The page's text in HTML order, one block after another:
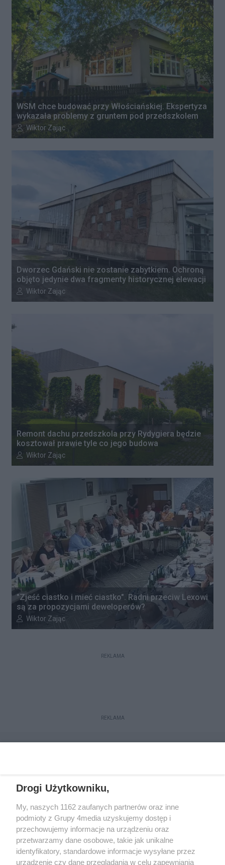
WSM chce budować przy Włościańskiej. Ekspertyza
wykazała problemy z gruntem pod przedszkolem
Autor artykułu:
Wiktor Zając
Dworzec Gdański nie zostanie zabytkiem. Ochroną
objęto jedynie dwa fragmenty historycznej elewacji
Autor artykułu:
Wiktor Zając
Remont dachu przedszkola przy Rydygiera będzie
kosztował prawie tyle co jego budowa
Autor artykułu:
Wiktor Zając
"Zjeść ciastko i mieć ciastko". Radni przeciw Lexowi
są za propozycjami deweloperów?
Autor artykułu:
Wiktor Zając
REKLAMA
REKLAMA
Reklama Kontakt Regulamin
Dystrybucja
Regulamin prenumeraty
Polityka Prywatności
Drogi Użytkowniku,
My, naszych 1162 zaufanych partnerów oraz inne
podmioty z Grupy 4media uzyskujemy dostęp i
przechowujemy informacje na urządzeniu oraz
przetwarzamy dane osobowe, takie jak unikalne
identyfikatory, standardowe informacje wysyłane przez
urządzenie czy dane przeglądania w celu zapewniania